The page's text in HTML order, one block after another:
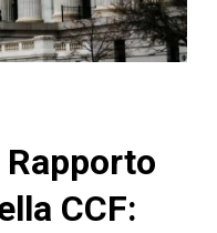
CCF: